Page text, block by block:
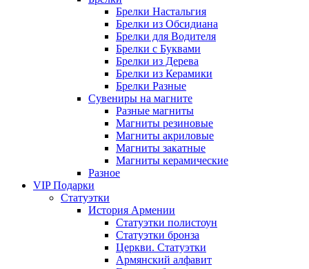
Брелки Настальгия
Брелки из Обсидиана
Брелки для Водителя
Брелки с Буквами
Брелки из Дерева
Брелки из Керамики
Брелки Разные
Сувениры на магните
Разные магниты
Магниты резиновые
Магниты акриловые
Магниты закатные
Магниты керамические
Разное
VIP Подарки
Статуэтки
История Армении
Статуэтки полистоун
Статуэтки бронза
Церкви. Статуэтки
Армянский алфавит